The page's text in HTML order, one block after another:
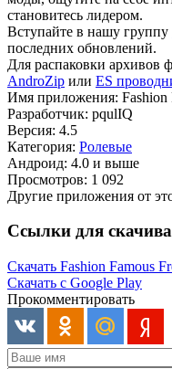
становитесь лидером.
Вступайте в нашу группу
последних обновлений.
Для распаковки архивов
AndroZip или ES
Имя приложения: Fashion
Разработчик: pqulIQ
Версия: 4.5
Категория: Ролевые
Андроид: 4.0 и выше
Просмотров: 1 092
Другие приложения от
Ссылки для
Скачать Fashion Famous
Скачать с Google Play
Прокомментировать